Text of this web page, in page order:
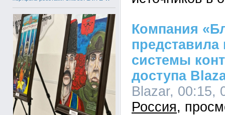
Компания
системы
доступа
Blazar, 00:15,
Россия